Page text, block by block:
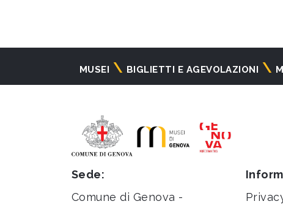
Navigazione
MUSEI BIGLIETTI E AGEVOLAZIONI
Sede:
Comune di Genova -